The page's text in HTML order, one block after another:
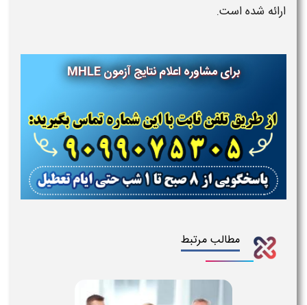
ارائه شده است.
برای مشاوره اعلام نتایج آزمون MHLE
مطالب مرتبط